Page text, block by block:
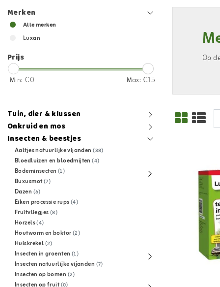
Merken
Alle merken
Luxan
Prijs
Min: €0 Max: €15
Tuin, dier & klussen
Onkruid en mos
Insecten & beestjes
Aaltjes natuurlijke vijanden(38)
Bloedluizen en bloedmijten(4)
Bodeminsecten (1)
Buxusmot(7)
Dazen (6)
Eiken processie rups(4)
Fruitvliegjes(8)
Horzels(4)
Houtworm en boktor(2)
Huiskrekel(2)
Insecten in groenten (1)
Insecten natuurlijke vijanden (7)
Insecten op bomen (2)
Insecten op fruit
Op